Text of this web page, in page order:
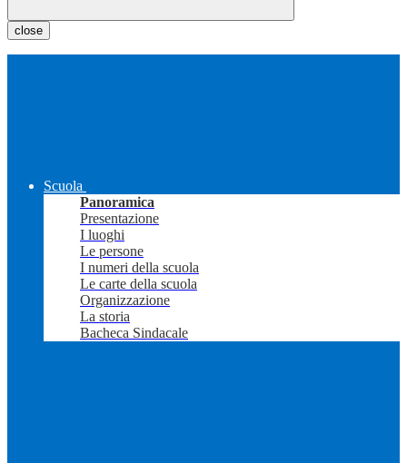
close
Scuola
Panoramica
Presentazione
I luoghi
Le persone
I numeri della scuola
Le carte della scuola
Organizzazione
La storia
Bacheca Sindacale